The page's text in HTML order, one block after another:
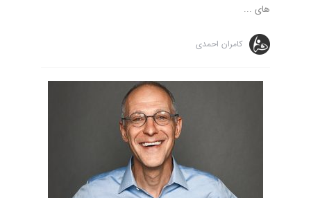
های ...
کامران احمدی